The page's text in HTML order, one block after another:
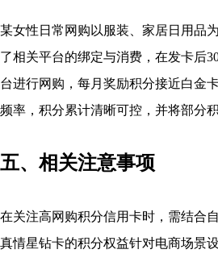
某女性日常网购以服装、家居日用品
了相关平台的绑定与消费，在发卡后
台进行网购，每月奖励积分接近白金
频率，积分累计清晰可控，并将部分
五、相关注意事项
在关注高网购积分信用卡时，需结合
真情星钻卡的积分权益针对电商场景